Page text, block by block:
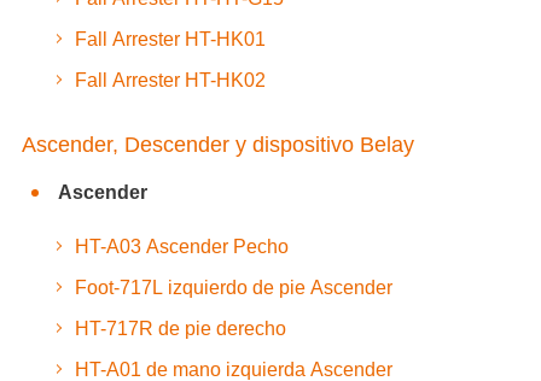
Fall Arrester HT-HK01
Fall Arrester HT-HK02
Ascender, Descender y dispositivo Belay
Ascender
HT-A03 Ascender Pecho
Foot-717L izquierdo de pie Ascender
HT-717R de pie derecho
HT-A01 de mano izquierda Ascender